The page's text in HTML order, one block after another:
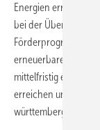
Energien errichtet
bei der Übergabe
Förderprogramm
erneuerbarem
mittelfristig eine
erreichen und die
württembergischen